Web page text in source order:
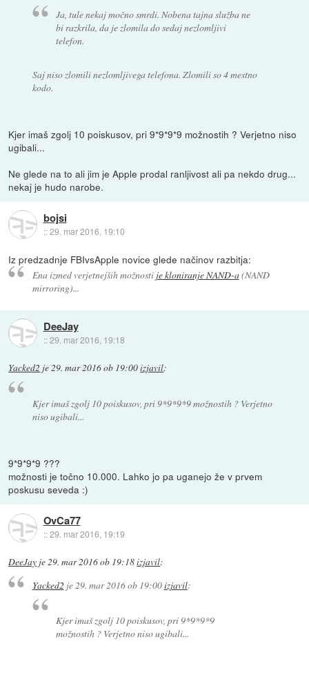
Ja, tule nekaj močno smrdi. Nobena tajna služba ne
bi razkrila, da je zlomila do sedaj nezlomljivi
telefon.
Saj niso zlomili nezlomljivega telefona. Zlomili so 4 mestno
kodo.
Kjer imaš zgolj 10 poiskusov, pri 9*9*9*9 možnostih ? Verjetno niso
ugibali...
Ne glede na to ali jim je Apple prodal ranljivost ali pa nekdo drug...
nekaj je hudo narobe.
bojsi
::29. mar 2016, 19:10
Iz predzadnje FBIvsApple novice glede načinov razbitja:
Ena izmed verjetnejših možnosti je kloniranje NAND-a(NAND
mirroring)...
DeeJay
::29. mar 2016, 19:18
Yacked2 je 29. mar 2016 ob 19:00izjavil:
Kjer imaš zgolj 10 poiskusov, pri 9*9*9*9 možnostih ? Verjetno
niso ugibali...
9*9*9*9 ???
možnosti je točno 10.000. Lahko jo pa uganejo že v prvem
poskusu seveda :)
OvCa77
::29. mar 2016, 19:19
DeeJay je29. mar 2016 ob 19:18izjavil:
Yacked2je 29. mar 2016 ob 19:00izjavil:
Kjer imaš zgolj 10 poiskusov, pri 9*9*9*9
možnostih ? Verjetno niso ugibali...